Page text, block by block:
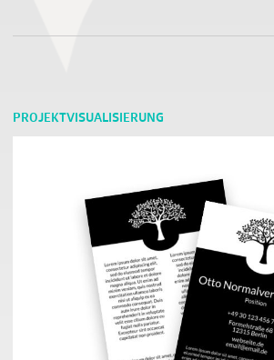
PROJEKTVISUALISIERUNG